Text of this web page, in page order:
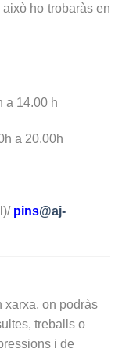
això ho trobaràs en
a 14.00 h
a 20.00h
pins@aj-
xarxa, on podràs
treballs o
i de